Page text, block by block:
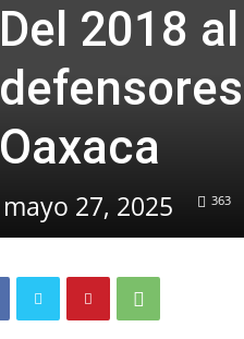
Del 2018
Oaxaca
mayo 27, 2025 363